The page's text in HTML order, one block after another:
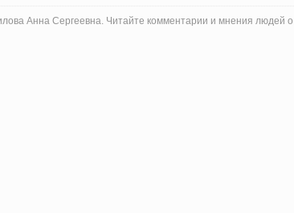
Анна Сергеевна. Читайте комментарии и мнения людей о